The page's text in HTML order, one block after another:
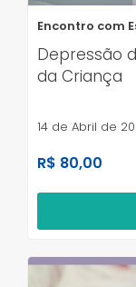
Encontro com
Depressão
da Criança
14 de Abril de
R$ 80,00